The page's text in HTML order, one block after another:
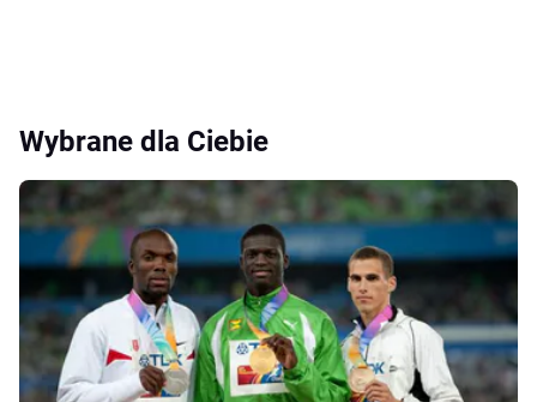
Wybrane dla Ciebie